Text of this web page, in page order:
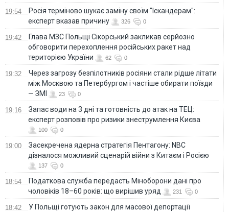
19:54
Росія терміново шукає заміну своїм "Іскандерам":
експерт вказав причину
326 0
19:42
Глава МЗС Польщі Сікорський закликав серйозно
обговорити перехоплення російських ракет над
територією України
62 0
19:32
Через загрозу безпілотників росіяни стали рідше літати
між Москвою та Петербургом і частіше обирати поїзди
— ЗМІ
23 0
19:16
Запас води на 3 дні та готовність до атак на ТЕЦ:
експерт розповів про ризики знеструмлення Києва
100 0
19:00
Засекречена ядерна стратегія Пентагону: NBC
дізналося можливий сценарій війни з Китаєм і Росією
137 0
18:54
Податкова служба передасть Міноборони дані про
чоловіків 18–60 років: що вирішив уряд
231 0
18:42
У Польщі готують закон для масової депортації